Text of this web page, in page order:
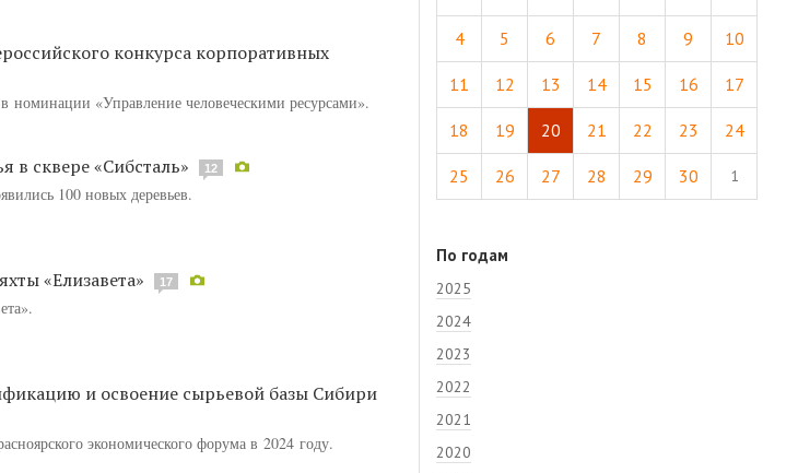
конкурса корпоративных
«Управление человеческими ресурсами».
сквере «Сибсталь» 12
100 новых деревьев.
«Елизавета» 17
и освоение сырьевой базы Сибири
экономического форума в 2024 году.
4 5 6 7 8 9 10
11 12 13 14 15 16 17
18 19 20 21 22 23 24
25 26 27 28 29 30 1
По годам
2025
2024
2023
2022
2021
2020